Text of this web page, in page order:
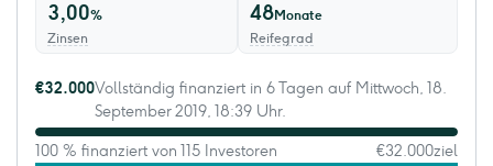
3,00%
Zinsen
48Monate
Reifegrad
€32.000Vollständig finanziert in 6 Tagen auf Mittwoch, 18.
September 2019, 18:39 Uhr.
100 % finanziert von 115 Investoren €32.000ziel